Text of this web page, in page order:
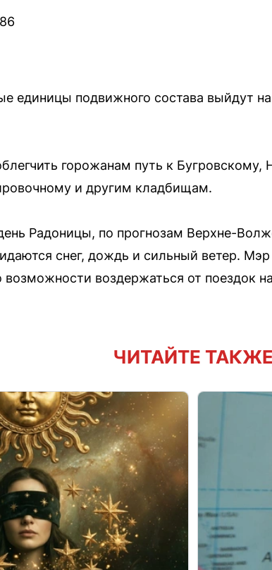
единицы подвижного состава выйдут
горожанам путь к
и другим кладбищам.
Радоницы, по прогнозам Верхне-
снег, дождь и сильный ветер.
воздержаться от поездок
ЧИТАЙТЕ ТАКЖЕ